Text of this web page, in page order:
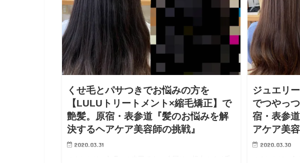
くせ毛とパサつきでお悩みの方を
【LULUトリートメント×縮毛矯正】で
艶髪。原宿・表参道『髪のお悩みを解
決するヘアケア美容師の挑戦』
2020.03.31
ジュエリ
でつやっ
宿・表参
アケア美
2020.03.30